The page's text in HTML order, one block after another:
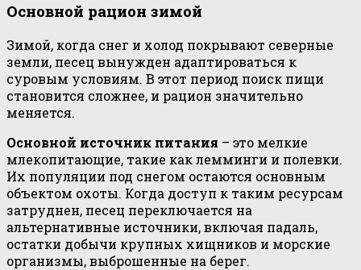
Основной рацион зимой
Зимой, когда снег и холод покрывают северные
земли, песец вынужден адаптироваться к
суровым условиям. В этот период поиск пищи
становится сложнее, и рацион значительно
меняется.
Основной источник питания – это мелкие
млекопитающие, такие как лемминги и полевки.
Их популяции под снегом остаются основным
объектом охоты. Когда доступ к таким ресурсам
затруднен, песец переключается на
альтернативные источники, включая падаль,
остатки добычи крупных хищников и морские
организмы, выброшенные на берег.